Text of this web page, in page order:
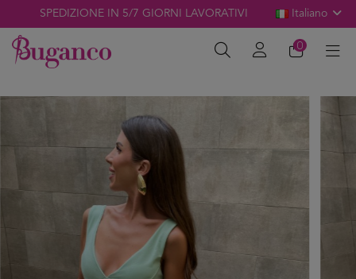
SPEDIZIONE IN 5/7 GIORNI LAVORATIVI Italiano
0